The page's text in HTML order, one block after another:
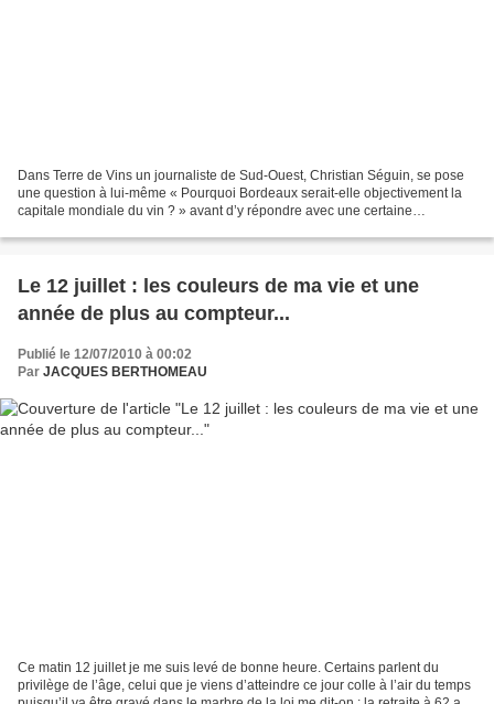
Dans Terre de Vins un journaliste de Sud-Ouest, Christian Séguin, se pose
une question à lui-même « Pourquoi Bordeaux serait-elle objectivement la
capitale mondiale du vin ? » avant d’y répondre avec une certaine
Le 12 juillet : les couleurs de ma vie et une
année de plus au compteur...
Publié le 12/07/2010 à 00:02
Par JACQUES BERTHOMEAU
Ce matin 12 juillet je me suis levé de bonne heure. Certains parlent du
privilège de l’âge, celui que je viens d’atteindre ce jour colle à l’air du temps